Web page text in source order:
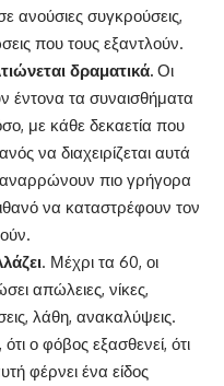
ανούσιες συγκρούσεις,
που τους εξαντλούν.
δραματικά. Οι
έντονα τα συναισθήματα
με κάθε δεκαετία που
να διαχειρίζεται αυτά
αναρρώνουν πιο γρήγορα
να καταστρέφουν τον
. Μέχρι τα 60, οι
απώλειες, νίκες,
λάθη, ανακαλύψεις.
ο φόβος εξασθενεί, ότι
φέρνει ένα είδος